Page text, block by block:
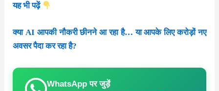
यह भी पढ़ें
क्या AI आपकी नौकरी छीनने आ रहा है… या आपके लिए करोड़ों नए
अवसर पैदा कर रहा है?
WhatsApp पर जुड़ें